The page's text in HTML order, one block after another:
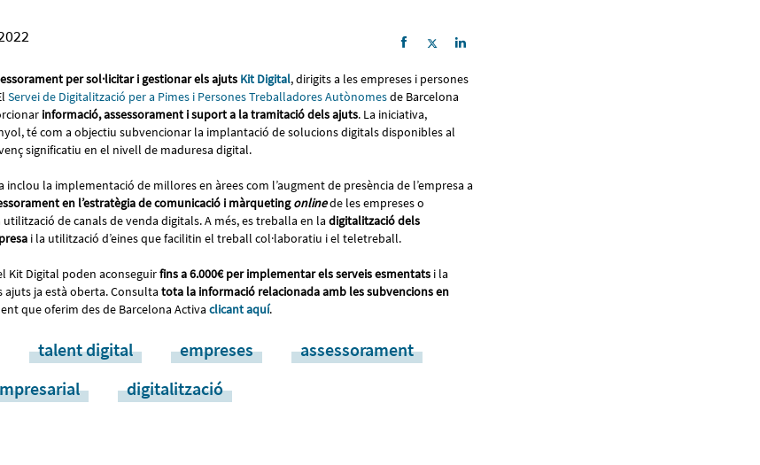
per sol·licitar i gestionar els ajuts Kit Digital, dirigits a les empreses i persones
Servei de Digitalització per a Pimes i Persones Treballadores Autònomesde Barcelona
informació, assessorament i suport a la tramitació dels ajuts. La iniciativa,
té com a objectiu subvencionar la implantació de solucions digitals disponibles al
significatiu en el nivell de maduresa digital.
inclou la implementació de millores en àrees com l’augment de presència de l’empresa a
en l’estratègia de comunicació i màrquetingonlinede les empreses o
de canals de venda digitals. A més, es treballa en la digitalització dels
i la utilització d’eines que facilitin el treball col·laboratiu i el teletreball.
Kit Digital poden aconseguirfins a 6.000€ per implementar els serveis esmentats i la
ja està oberta. Consulta tota la informació relacionada amb les subvencions en
que oferim des de Barcelona Activa clicant aquí.
talent digital empreses
assessorament
digitalització